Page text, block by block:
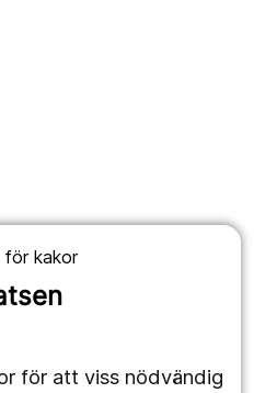
för kakor
för att viss nödvändig